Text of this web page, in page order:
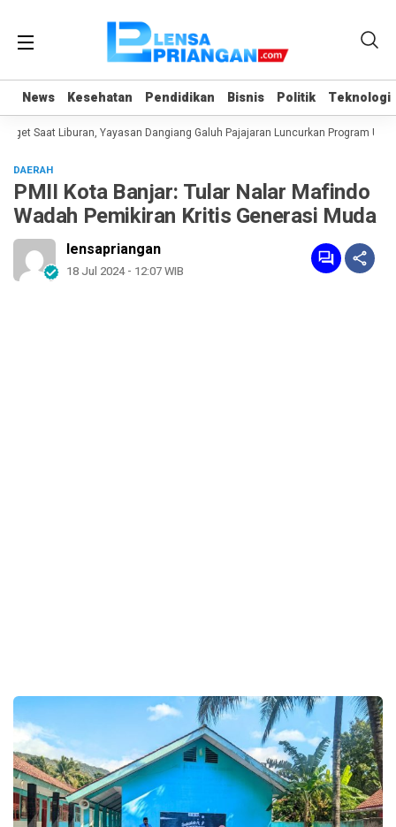
News Kesehatan Pendidikan Bisnis Politik Teknologi
News Kesehatan Pendidikan Bisnis Politik Teknologi
Saat Liburan, Yayasan Dangiang Galuh Pajajaran Luncurkan Program ULAS
DAERAH
PMII Kota Banjar: Tular Nalar Mafindo
Wadah Pemikiran Kritis Generasi Muda
lensapriangan
18 Jul 2024 - 12:07 WIB